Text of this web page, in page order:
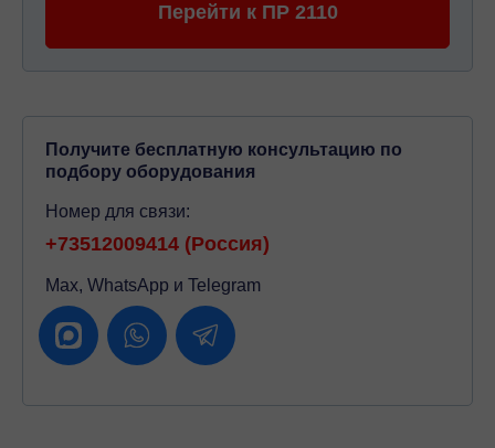
Перейти к ПР 2110
Получите бесплатную консультацию по
подбору оборудования
Номер для связи:
+73512009414 (Россия)
Max, WhatsApp и Telegram